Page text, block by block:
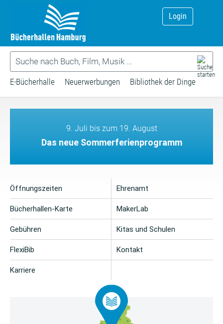
Login
E-Bücherhalle Neuerwerbungen Bibliothek der Dinge
9. Juli bis zum 19. August
Das neue Sommerferienprogramm
Öffnungszeiten
Bücherhallen-Karte
Gebühren
FlexiBib
Karriere
Ehrenamt
MakerLab
Kitas und Schulen
Kontakt